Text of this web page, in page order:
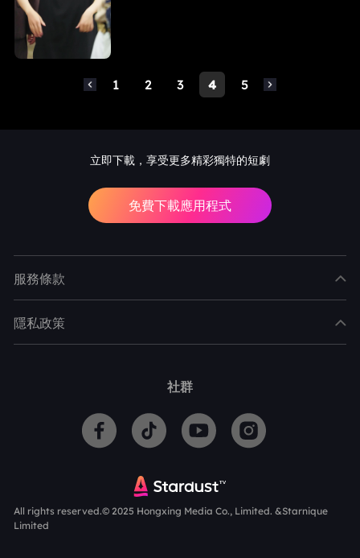
1 2 3 4 5
立即下載，享受更多精彩獨特的短劇
免費下載應用程式
服務條款
隱私政策
社群
All rights reserved.© 2025 Hongxing Media Co., Limited. &Starnique
Limited